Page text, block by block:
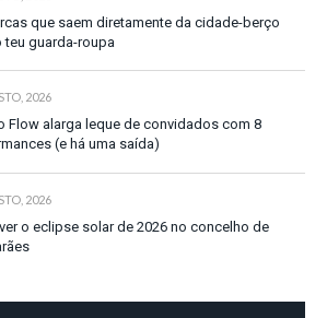
que saem diretamente da cidade-berço
teu guarda-roupa
2026
Flow alarga leque de convidados com 8
(e há uma saída)
2026
o eclipse solar de 2026 no concelho de